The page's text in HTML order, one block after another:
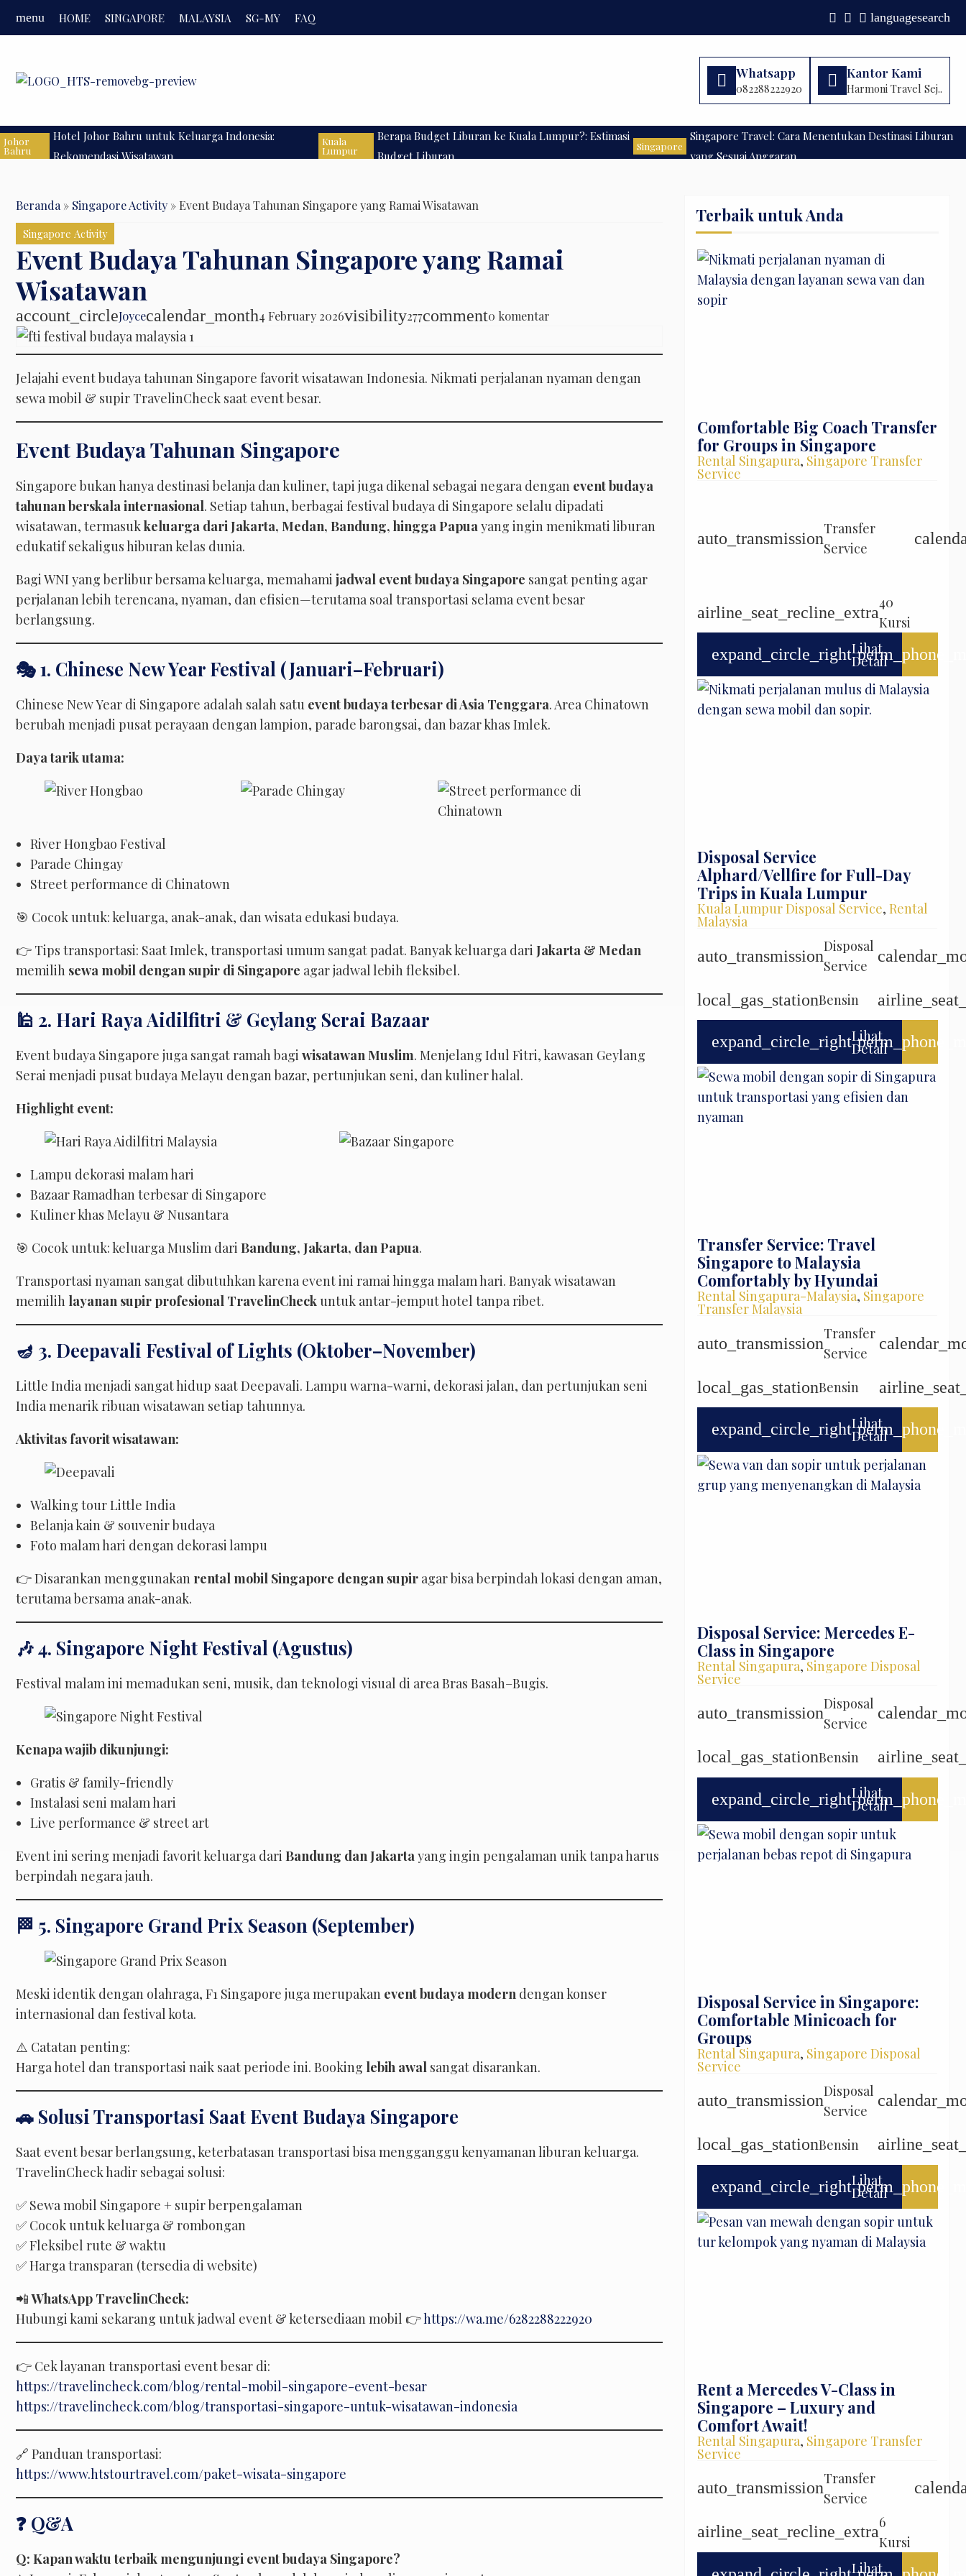
menu HOME SINGAPORE MALAYSIA SG-MY FAQ languagesearch
Whatsapp
082288222920
Kantor Kami
Harmoni Travel Sej..
Johor
Bahru
Hotel Johor Bahru untuk Keluarga Indonesia:
Rekomendasi Wisatawan
Kuala
Lumpur
Berapa Budget Liburan ke Kuala Lumpur?: Estimasi
Budget Liburan
Singapore
Singapore Travel: Cara Menentukan Destinasi Liburan
yang Sesuai Anggaran
Beranda » Singapore Activity » Event Budaya Tahunan Singapore yang Ramai Wisatawan
Singapore Activity
Event Budaya Tahunan Singapore yang Ramai
Wisatawan
account_circleJoycecalendar_month4 February 2026visibility277comment0 komentar
Jelajahi event budaya tahunan Singapore favorit wisatawan Indonesia. Nikmati perjalanan nyaman dengan
sewa mobil & supir TravelinCheck saat event besar.
Event Budaya Tahunan Singapore
Singapore bukan hanya destinasi belanja dan kuliner, tapi juga dikenal sebagai negara dengan event budaya
tahunan berskala internasional. Setiap tahun, berbagai festival budaya di Singapore selalu dipadati
wisatawan, termasukkeluarga dari Jakarta, Medan, Bandung, hingga Papuayang ingin menikmati liburan
edukatif sekaligus hiburan kelas dunia.
Bagi WNI yang berlibur bersama keluarga, memahami jadwal event budaya Singapore sangat penting agar
perjalanan lebih terencana, nyaman, dan efisien—terutama soal transportasi selama event besar
berlangsung.
🎭 1. Chinese New Year Festival (Januari–Februari)
Chinese New Year di Singapore adalah salah satu event budaya terbesar di Asia Tenggara. Area Chinatown
berubah menjadi pusat perayaan dengan lampion, parade barongsai, dan bazar khas Imlek.
Daya tarik utama:
River Hongbao Festival
Parade Chingay
Street performance di Chinatown
🎯 Cocok untuk: keluarga, anak-anak, dan wisata edukasi budaya.
👉 Tips transportasi: Saat Imlek, transportasi umum sangat padat. Banyak keluarga dari Jakarta & Medan
memilih sewa mobil dengan supir di Singapore agar jadwal lebih fleksibel.
🕌 2. Hari Raya Aidilfitri & Geylang Serai Bazaar
Event budaya Singapore juga sangat ramah bagi wisatawan Muslim. Menjelang Idul Fitri, kawasan Geylang
Serai menjadi pusat budaya Melayu dengan bazar, pertunjukan seni, dan kuliner halal.
Highlight event:
Lampu dekorasi malam hari
Bazaar Ramadhan terbesar di Singapore
Kuliner khas Melayu & Nusantara
🎯 Cocok untuk: keluarga Muslim dari Bandung, Jakarta, dan Papua.
Transportasi nyaman sangat dibutuhkan karena event ini ramai hingga malam hari. Banyak wisatawan
memilih layanan supir profesional TravelinCheckuntuk antar-jemput hotel tanpa ribet.
🪔 3. Deepavali Festival of Lights (Oktober–November)
Little India menjadi sangat hidup saat Deepavali. Lampu warna-warni, dekorasi jalan, dan pertunjukan seni
India menarik ribuan wisatawan setiap tahunnya.
Aktivitas favorit wisatawan:
Walking tour Little India
Belanja kain & souvenir budaya
Foto malam hari dengan dekorasi lampu
👉 Disarankan menggunakan rental mobil Singapore dengan supir agar bisa berpindah lokasi dengan aman,
terutama bersama anak-anak.
🎶 4. Singapore Night Festival (Agustus)
Festival malam ini memadukan seni, musik, dan teknologi visual di area Bras Basah–Bugis.
Kenapa wajib dikunjungi:
Gratis & family-friendly
Instalasi seni malam hari
Live performance & street art
Event ini sering menjadi favorit keluarga dari Bandung dan Jakartayang ingin pengalaman unik tanpa harus
berpindah negara jauh.
🏁 5. Singapore Grand Prix Season (September)
Meski identik dengan olahraga, F1 Singapore juga merupakan event budaya modern dengan konser
internasional dan festival kota.
⚠️ Catatan penting:
Harga hotel dan transportasi naik saat periode ini. Booking lebih awal sangat disarankan.
🚗 Solusi Transportasi Saat Event Budaya Singapore
Saat event besar berlangsung, keterbatasan transportasi bisa mengganggu kenyamanan liburan keluarga.
TravelinCheck hadir sebagai solusi:
✅ Sewa mobil Singapore + supir berpengalaman
✅ Cocok untuk keluarga & rombongan
✅ Fleksibel rute & waktu
✅ Harga transparan (tersedia di website)
📲WhatsApp TravelinCheck:
Hubungi kami sekarang untuk jadwal event & ketersediaan mobil 👉https://wa.me/6282288222920
👉 Cek layanan transportasi event besar di:
https://travelincheck.com/blog/rental-mobil-singapore-event-besar
https://travelincheck.com/blog/transportasi-singapore-untuk-wisatawan-indonesia
🔗 Panduan transportasi:
https://www.htstourtravel.com/paket-wisata-singapore
❓ Q&A
Q: Kapan waktu terbaik mengunjungi event budaya Singapore?
Terbaik untuk Anda
Comfortable Big Coach Transfer
for Groups in Singapore
Rental Singapura, Singapore Transfer
Service
auto_transmission
Transfer
Service
airline_seat_recline_extra
40
Kursi
expand_circle_rightLihat
Detail
Disposal Service
Alphard/Vellfire for Full-Day
Trips in Kuala Lumpur
Kuala Lumpur Disposal Service, Rental
Malaysia
auto_transmission
Disposal
Service
local_gas_stationBensin
expand_circle_rightLihat
Detail
Transfer Service: Travel
Singapore to Malaysia
Comfortably by Hyundai
Rental Singapura-Malaysia, Singapore
Transfer Malaysia
auto_transmission
Transfer
Service
local_gas_stationBensin
expand_circle_rightLihat
Detail
Disposal Service: Mercedes E-
Class in Singapore
Rental Singapura, Singapore Disposal
Service
auto_transmission
Disposal
Service
local_gas_stationBensin
expand_circle_rightLihat
Detail
Disposal Service in Singapore:
Comfortable Minicoach for
Groups
Rental Singapura, Singapore Disposal
Service
auto_transmission
Disposal
Service
local_gas_stationBensin
expand_circle_rightLihat
Detail
Rent a Mercedes V-Class in
Singapore – Luxury and
Comfort Await!
Rental Singapura, Singapore Transfer
Service
auto_transmission
Transfer
Service
airline_seat_recline_extra
6
Kursi
Lihat